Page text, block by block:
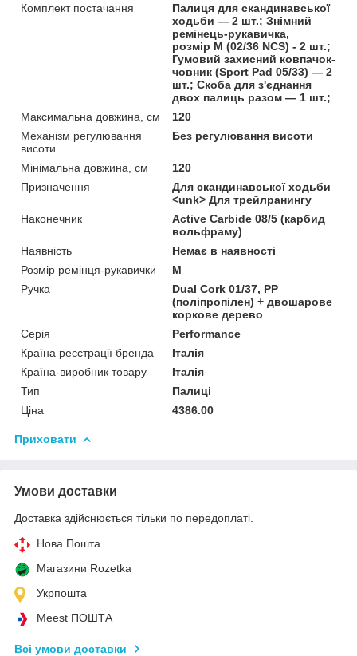
Комплект постачання
Палиця для скандинавської
ходьби — 2 шт.; Знімний
ремінець-рукавичка,
розмір M (02/36 NCS) - 2 шт.;
Гумовий захисний ковпачок-
човник (Sport Pad 05/33) — 2
шт.; Скоба для з'єднання
двох палиць разом — 1 шт.;
Максимальна довжина, см
120
Механізм регулювання
висоти
Без регулювання висоти
Мінімальна довжина, см
120
Призначення
Для скандинавської ходьби
<unk> Для трейлранингу
Наконечник
Active Carbide 08/5 (карбид
вольфраму)
Наявність
Немає в наявності
Розмір ремінця-рукавички
M
Ручка
Dual Cork 01/37, PP
(поліпропілен) + двошарове
коркове дерево
Серія
Performance
Країна реєстрації бренда
Італія
Країна-виробник товару
Італія
Тип
Палиці
Ціна
4386.00
Приховати
Умови доставки
Доставка здійснюється тільки по передоплаті.
Нова Пошта
Магазини Rozetka
Укрпошта
Meest ПОШТА
Всі умови доставки